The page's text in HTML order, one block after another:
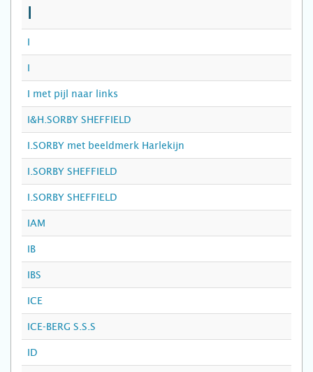
I
I
I
I met pijl naar links
I&H.SORBY SHEFFIELD
I.SORBY met beeldmerk Harlekijn
I.SORBY SHEFFIELD
I.SORBY SHEFFIELD
IAM
IB
IBS
ICE
ICE-BERG S.S.S
ID